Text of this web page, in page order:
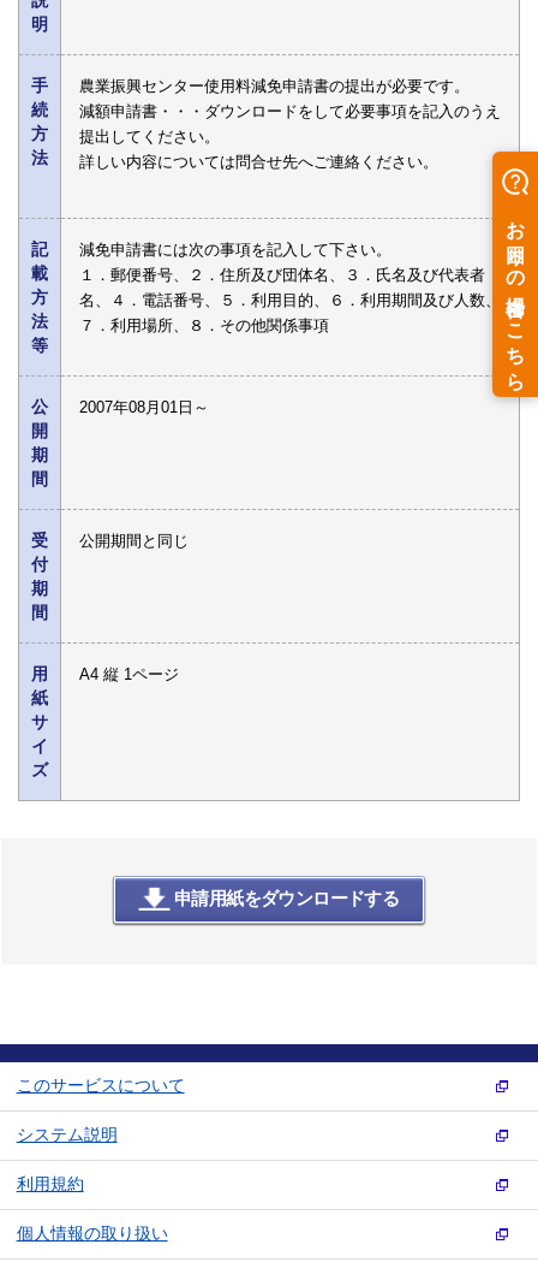
明
手
続
方
法
農業振興センター使用料減免申請書の提出が必要です。
減額申請書・・・ダウンロードをして必要事項を記入のうえ
提出してください。
詳しい内容については問合せ先へご連絡ください。
記
載
方
法
等
減免申請書には次の事項を記入して下さい。
１．郵便番号、２．住所及び団体名、３．氏名及び代表者
名、４．電話番号、５．利用目的、６．利用期間及び人数、
７．利用場所、８．その他関係事項
公
開
期
間
2007年08月01日～
受
付
期
間
公開期間と同じ
用
紙
サ
イ
ズ
A4 縦 1ページ
申請用紙をダウンロードする
このサービスについて
システム説明
利用規約
個人情報の取り扱い